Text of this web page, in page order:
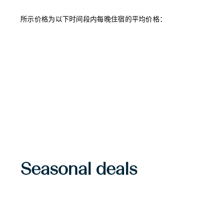
所示价格为以下时间段内每晚住宿的平均价格：
Seasonal deals